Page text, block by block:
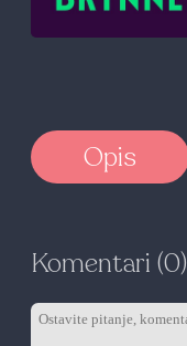
Opis
Komentari (0)